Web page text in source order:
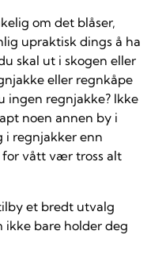
om det blåser,
upraktisk dings å ha
skal ut i skogen eller
eller regnkåpe
ingen regnjakke? Ikke
noen annen by i
i regnjakker enn
for vått vær tross alt
et bredt utvalg
ikke bare holder deg